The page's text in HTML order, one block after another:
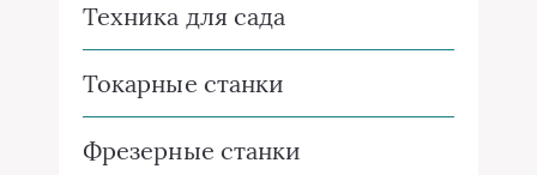
Техника для сада
Токарные станки
Фрезерные станки